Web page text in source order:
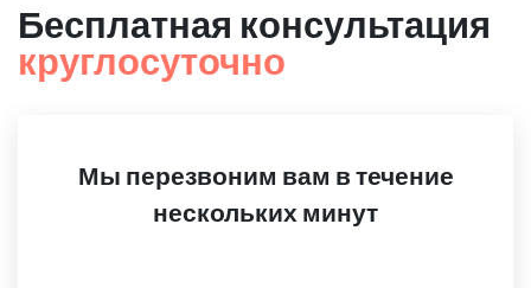
Бесплатная консультация
круглосуточно
Мы перезвоним вам в течение
нескольких минут